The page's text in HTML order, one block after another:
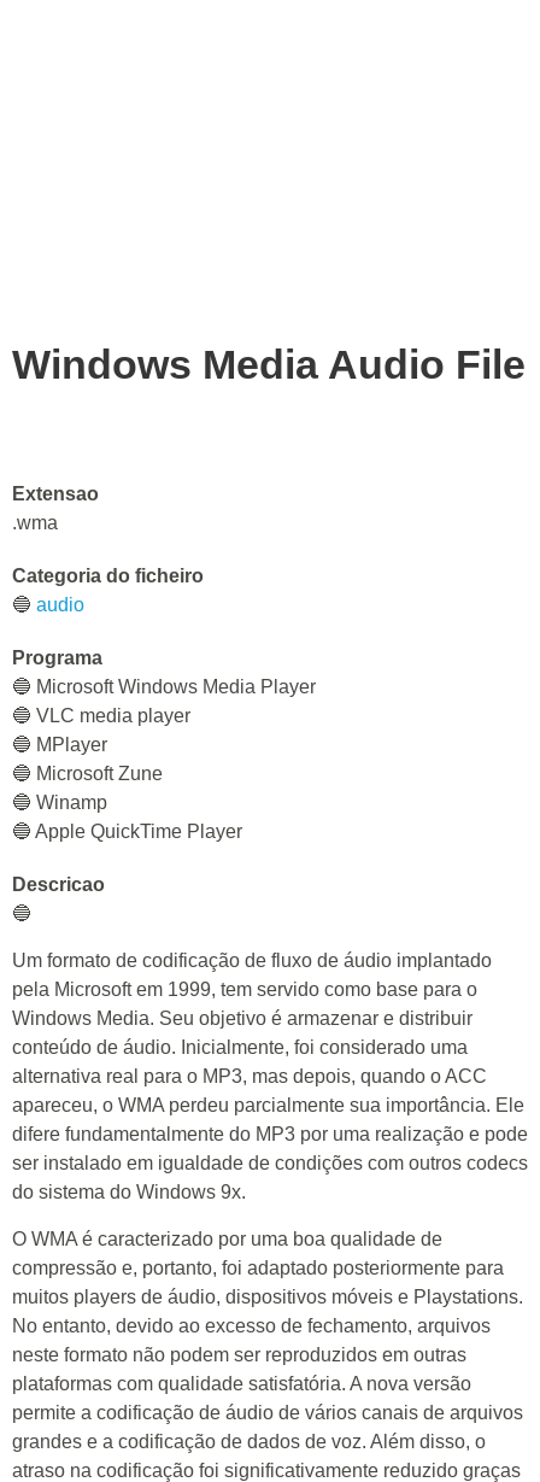
Windows Media Audio File
Extensao
.wma
Categoria do ficheiro
🔵 audio
Programa
🔵 Microsoft Windows Media Player
🔵 VLC media player
🔵 MPlayer
🔵 Microsoft Zune
🔵 Winamp
🔵 Apple QuickTime Player
Descricao
🔵
Um formato de codificação de fluxo de áudio implantado
pela Microsoft em 1999, tem servido como base para o
Windows Media. Seu objetivo é armazenar e distribuir
conteúdo de áudio. Inicialmente, foi considerado uma
alternativa real para o MP3, mas depois, quando o ACC
apareceu, o WMA perdeu parcialmente sua importância. Ele
difere fundamentalmente do MP3 por uma realização e pode
ser instalado em igualdade de condições com outros codecs
do sistema do Windows 9x.
O WMA é caracterizado por uma boa qualidade de
compressão e, portanto, foi adaptado posteriormente para
muitos players de áudio, dispositivos móveis e Playstations.
No entanto, devido ao excesso de fechamento, arquivos
neste formato não podem ser reproduzidos em outras
plataformas com qualidade satisfatória. A nova versão
permite a codificação de áudio de vários canais de arquivos
grandes e a codificação de dados de voz. Além disso, o
atraso na codificação foi significativamente reduzido graças